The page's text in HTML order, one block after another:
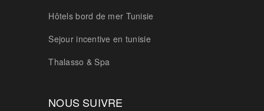
Hôtels bord de mer Tunisie
Sejour incentive en tunisie
Thalasso & Spa
NOUS SUIVRE